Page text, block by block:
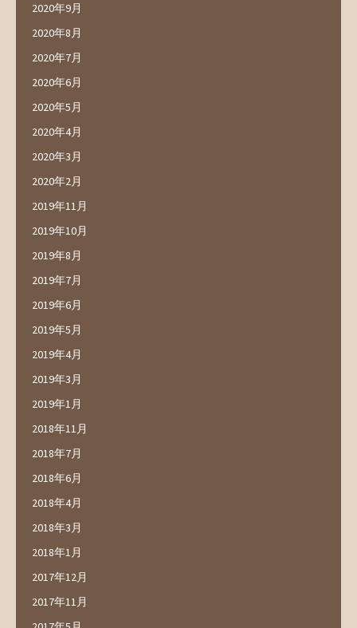
2020年9月
2020年8月
2020年7月
2020年6月
2020年5月
2020年4月
2020年3月
2020年2月
2019年11月
2019年10月
2019年8月
2019年7月
2019年6月
2019年5月
2019年4月
2019年3月
2019年1月
2018年11月
2018年7月
2018年6月
2018年4月
2018年3月
2018年1月
2017年12月
2017年11月